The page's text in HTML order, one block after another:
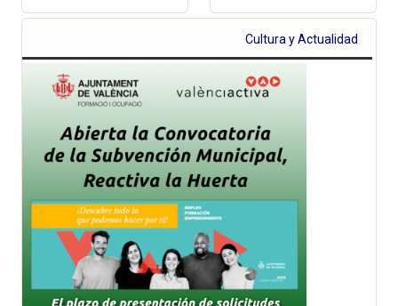
Cultura y Actualidad